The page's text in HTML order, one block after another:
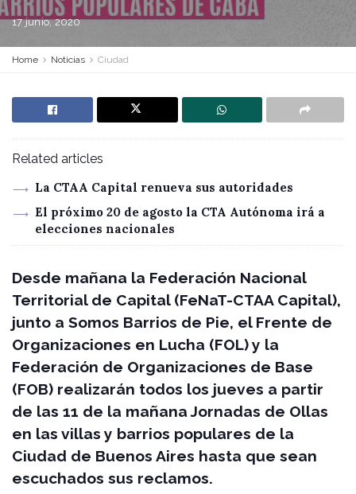
17 junio, 2020
Home Noticias Ciudad
Related articles
La CTAA Capital renueva sus autoridades
El próximo 20 de agosto la CTA Autónoma irá a
elecciones nacionales
Desde mañana la Federación Nacional
Territorial de Capital (FeNaT-CTAA Capital),
junto a Somos Barrios de Pie, el Frente de
Organizaciones en Lucha (FOL) y la
Federación de Organizaciones de Base
(FOB) realizarán todos los jueves a partir
de las 11 de la mañana Jornadas de Ollas
en las villas y barrios populares de la
Ciudad de Buenos Aires hasta que sean
escuchados sus reclamos.